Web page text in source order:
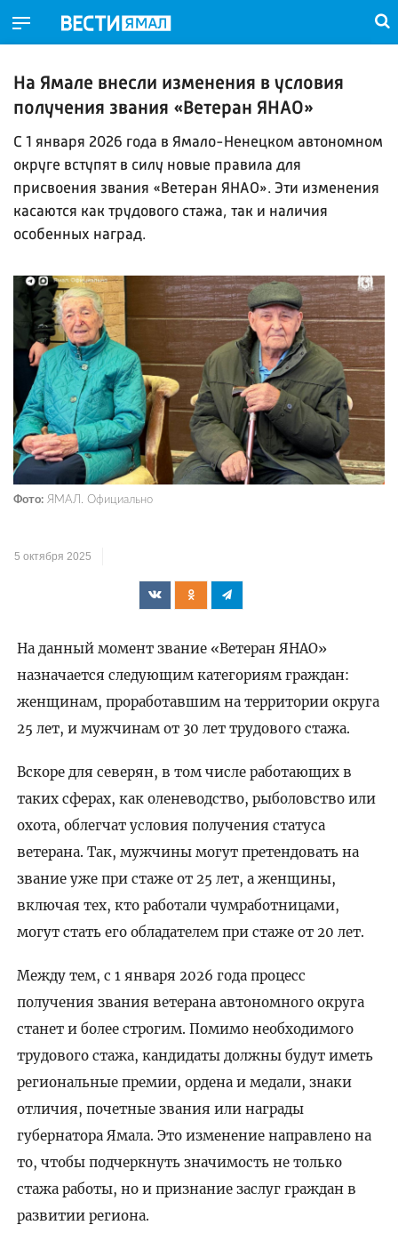
На Ямале внесли изменения в условия
получения звания «Ветеран ЯНАО»
С 1 января 2026 года в Ямало-Ненецком автономном
округе вступят в силу новые правила для
присвоения звания «Ветеран ЯНАО». Эти изменения
касаются как трудового стажа, так и наличия
особенных наград.
Фото: ЯМАЛ. Официально
5 октября 2025
На данный момент звание «Ветеран ЯНАО»
назначается следующим категориям граждан:
женщинам, проработавшим на территории округа
25 лет, и мужчинам от 30 лет трудового стажа.
Вскоре для северян, в том числе работающих в
таких сферах, как оленеводство, рыболовство или
охота, облегчат условия получения статуса
ветерана. Так, мужчины могут претендовать на
звание уже при стаже от 25 лет, а женщины,
включая тех, кто работали чумработницами,
могут стать его обладателем при стаже от 20 лет.
Между тем, с 1 января 2026 года процесс
получения звания ветерана автономного округа
станет и более строгим. Помимо необходимого
трудового стажа, кандидаты должны будут иметь
региональные премии, ордена и медали, знаки
отличия, почетные звания или награды
губернатора Ямала. Это изменение направлено на
то, чтобы подчеркнуть значимость не только
стажа работы, но и признание заслуг граждан в
развитии региона.